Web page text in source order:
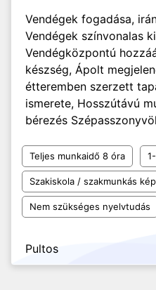
Vendégek fogadása,
Vendégek színvonalas
Vendégközpontú
készség, Ápolt
étteremben szerzett
ismerete, Hosszútávú
bérezés
Teljes munkaidő 8 óra
Szakiskola / szakmunkás
Nem szükséges nyelvtudás
Pultos